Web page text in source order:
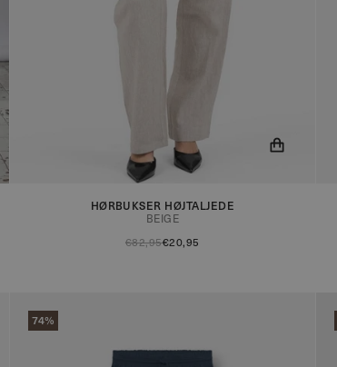
Du får nu besked når produktet er på lager!
HØRBUKSER HØJTALJEDE
BEIGE
€82,95€20,95
74%